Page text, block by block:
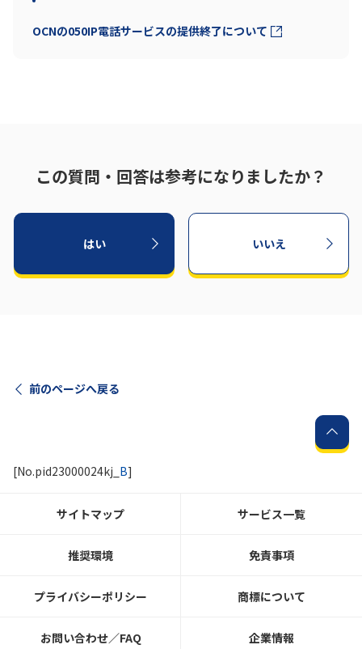
OCNの050IP電話サービスの提供終了について
この質問・回答は参考になりましたか？
はい いいえ
前のページへ戻る
[No.pid23000024kj_ B]
サイトマップ サービス一覧
推奨環境 免責事項
プライバシーポリシー 商標について
お問い合わせ／FAQ 企業情報